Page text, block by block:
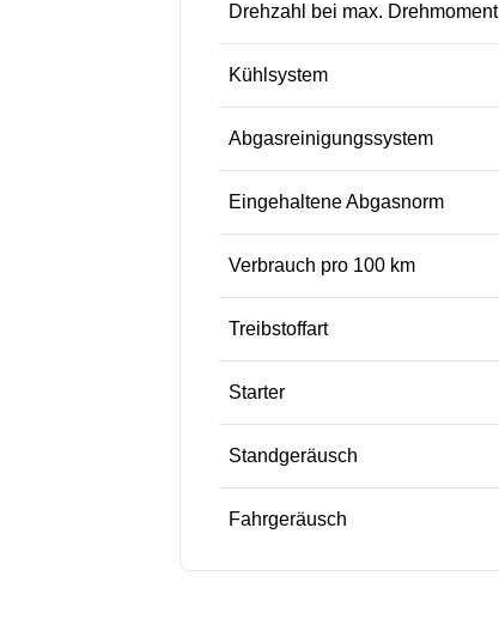
Drehzahl bei max. Drehmoment
Kühlsystem
Abgasreinigungssystem
Eingehaltene Abgasnorm
Verbrauch pro 100 km
Treibstoffart
Starter
Standgeräusch
Fahrgeräusch